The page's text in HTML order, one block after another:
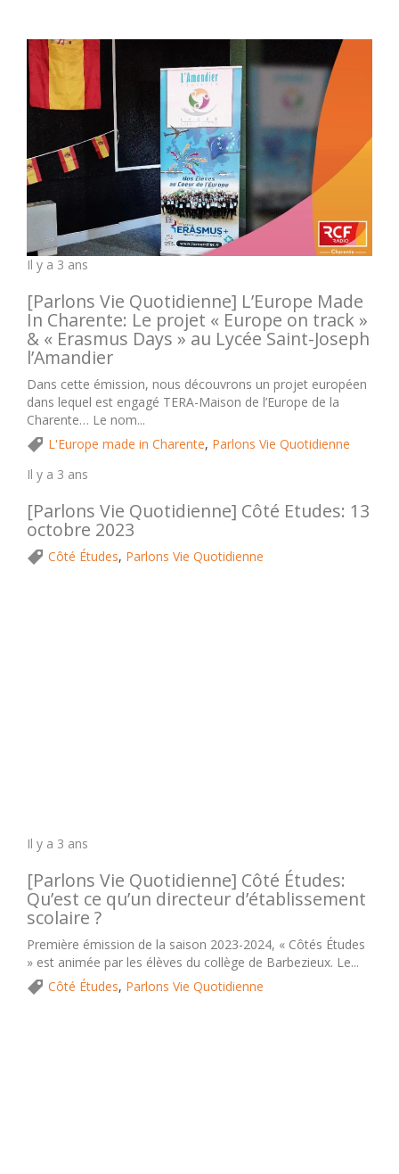
Il y a 3 ans
[Parlons Vie Quotidienne] L’Europe Made
In Charente: Le projet « Europe on track »
& « Erasmus Days » au Lycée Saint-Joseph
l’Amandier
Dans cette émission, nous découvrons un projet européen
dans lequel est engagé TERA-Maison de l’Europe de la
Charente… Le nom...
L'Europe made in Charente, Parlons Vie Quotidienne
Il y a 3 ans
[Parlons Vie Quotidienne] Côté Etudes: 13
octobre 2023
Côté Études, Parlons Vie Quotidienne
Il y a 3 ans
[Parlons Vie Quotidienne] Côté Études:
Qu’est ce qu’un directeur d’établissement
scolaire ?
Première émission de la saison 2023-2024, « Côtés Études
» est animée par les élèves du collège de Barbezieux. Le...
Côté Études, Parlons Vie Quotidienne